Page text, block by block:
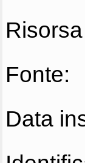
Fonte:
Data